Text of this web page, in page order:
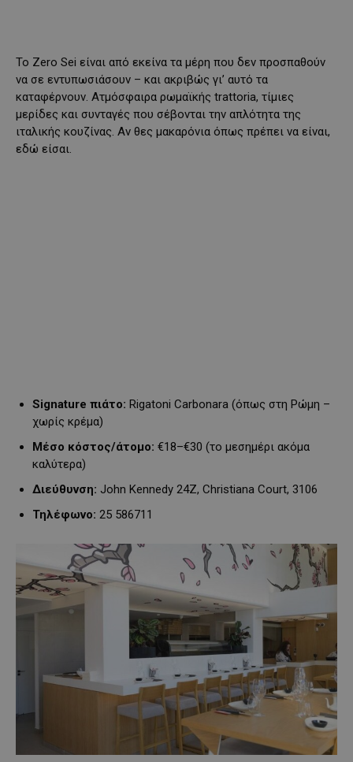
Το Zero Sei είναι από εκείνα τα μέρη που δεν προσπαθούν
να σε εντυπωσιάσουν – και ακριβώς γι’ αυτό τα
καταφέρνουν. Ατμόσφαιρα ρωμαϊκής trattoria, τίμιες
μερίδες και συνταγές που σέβονται την απλότητα της
ιταλικής κουζίνας. Αν θες μακαρόνια όπως πρέπει να είναι,
εδώ είσαι.
Signature πιάτο: Rigatoni Carbonara (όπως στη Ρώμη –
χωρίς κρέμα)
Μέσο κόστος/άτομο: €18–€30 (το μεσημέρι ακόμα
καλύτερα)
Διεύθυνση: John Kennedy 24Z, Christiana Court, 3106
Τηλέφωνο: 25 586711